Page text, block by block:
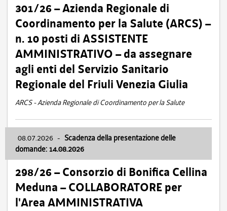
301/26 – Azienda Regionale di
Coordinamento per la Salute (ARCS) –
n. 10 posti di ASSISTENTE
AMMINISTRATIVO – da assegnare
agli enti del Servizio Sanitario
Regionale del Friuli Venezia Giulia
ARCS - Azienda Regionale di Coordinamento per la Salute
08.07.2026 - Scadenza della presentazione delle
domande: 14.08.2026
298/26 – Consorzio di Bonifica Cellina
Meduna – COLLABORATORE per
l'Area AMMINISTRATIVA